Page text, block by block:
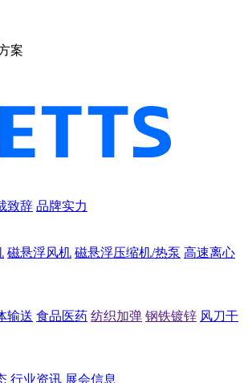
案
致辞 品牌实力
磁悬浮风机 磁悬浮压缩机/热泵 高速离心
输送 食品医药 纺织加弹 钢铁镀锌 风刀干
行业资讯 展会信息